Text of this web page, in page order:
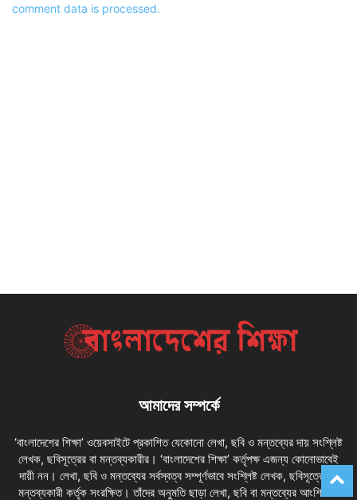
comment data is processed.
আমাদের সম্পর্কে
‘বাংলাদেশের শিক্ষা’ ওয়েবসাইটে প্রকাশিত যেকোনো লেখা, ছবি ও মন্তব্যের দায় সংশ্লিষ্ট
লেখক, ছবিসূত্রের বা মন্তব্যকারীর। ‘বাংলাদেশের শিক্ষা’ কর্তৃপক্ষ এজন্য কোনোভাবেই
দায়ী নন। লেখা, ছবি ও মন্তব্যের সর্বস্বত্ব সম্পূর্ণভাবে সংশ্লিষ্ট লেখক, ছবিসূত্রের বা
মন্তব্যকারী কর্তৃক সংরক্ষিত। তাঁদের অনুমতি ছাড়া লেখা, ছবি বা মন্তব্যের আংশিক বা